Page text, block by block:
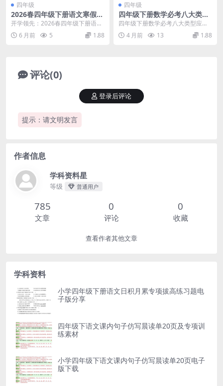
四年级
2026春四年级下册语文寒假早
读晚默每日一练全册同步提分
电子版资料
开学领先：2026春四年级下册语文
寒假早读晚默每日一练深度解析 各
位家长好，我是...
6 月前 5 1.88
四年级
四年级下册数学必考八大类型
应用题专项训练与深度汇总电
子版
四年级下册数学必考八大类型应用
题汇总：突破解题难点 各位家长和
同学们好，我是学科...
4 月前 13 1.88
评论(0)
提示：请文明发言
登录后评论
作者信息
学科资料星
等级 普通用户
785
文章
0
评论
0
收藏
查看作者其他文章
学科资料
小学四年级下册语文日积月累专项拔高练习题电
子版分享
四年级下语文课内句子仿写晨读单20页及专项训
练素材
小学四年级下语文课内句子仿写晨读单20页电子
版下载